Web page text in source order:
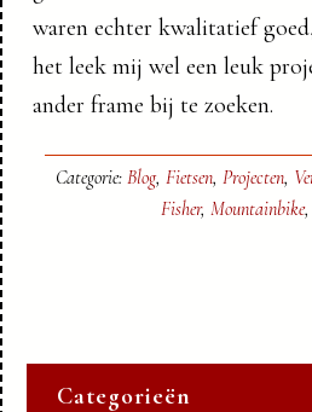
waren echter kwalitatief
het leek mij wel een leuk
ander frame bij te zoeken.
Categorie: Blog, Fietsen, Projecten,
Fisher, Mountainbike,
Categorieën